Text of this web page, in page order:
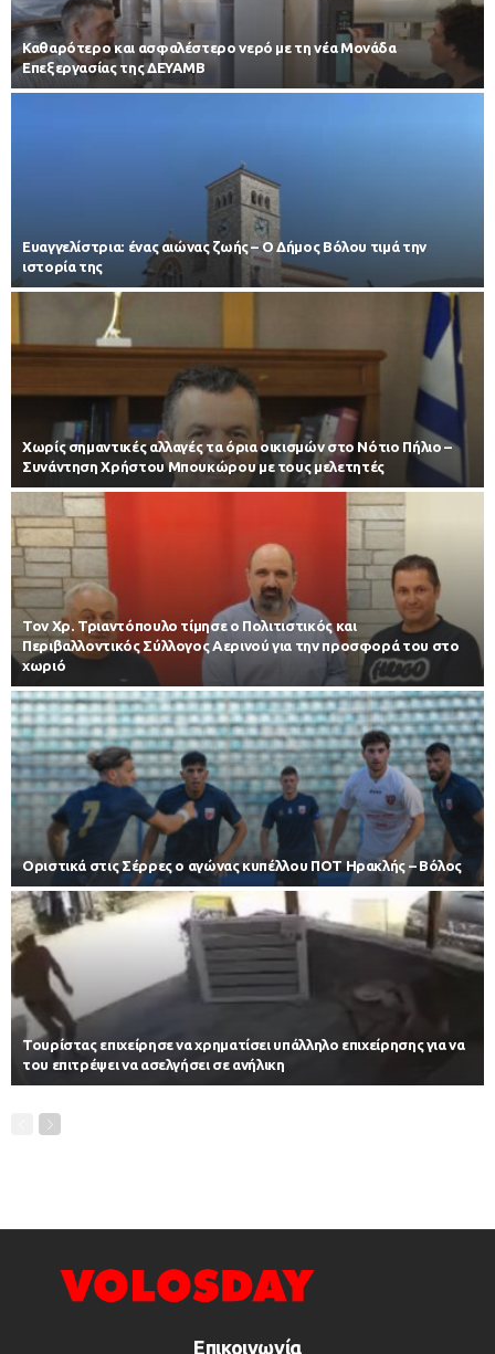
Καθαρότερο και ασφαλέστερο νερό με τη νέα Μονάδα
Επεξεργασίας της ΔΕΥΑΜΒ
Ευαγγελίστρια: ένας αιώνας ζωής – Ο Δήμος Βόλου τιμά την
ιστορία της
Χωρίς σημαντικές αλλαγές τα όρια οικισμών στο Νότιο Πήλιο –
Συνάντηση Χρήστου Μπουκώρου με τους μελετητές
Τον Χρ. Τριαντόπουλο τίμησε ο Πολιτιστικός και
Περιβαλλοντικός Σύλλογος Αερινού για την προσφορά του στο
χωριό
Οριστικά στις Σέρρες ο αγώνας κυπέλλου ΠΟΤ Ηρακλής – Βόλος
Τουρίστας επιχείρησε να χρηματίσει υπάλληλο επιχείρησης για να
του επιτρέψει να ασελγήσει σε ανήλικη
Επικοινωνία